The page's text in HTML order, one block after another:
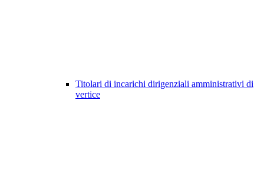
Titolari di incarichi dirigenziali amministrativi di
vertice